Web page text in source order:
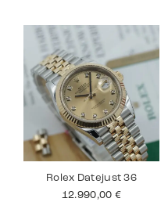
Rolex Datejust 36
12.990,00 €